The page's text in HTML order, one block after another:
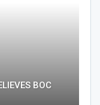
BOC